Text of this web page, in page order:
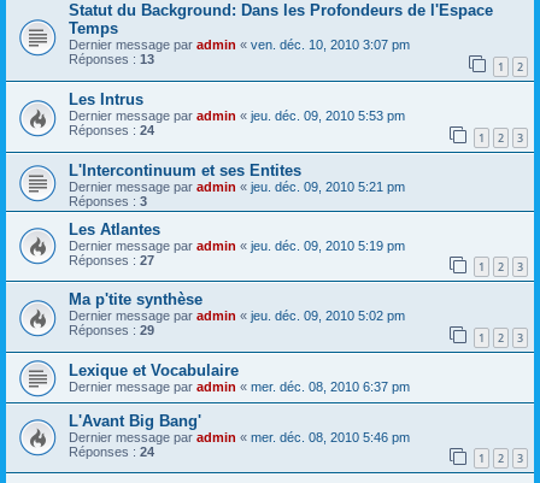
Statut du Background: Dans les Profondeurs de l'Espace
Temps
Dernier message par admin « ven. déc. 10, 2010 3:07 pm
Réponses : 13 1 2
Les Intrus
Dernier message par admin « jeu. déc. 09, 2010 5:53 pm
Réponses : 24 1 2 3
L'Intercontinuum et ses Entites
Dernier message par admin « jeu. déc. 09, 2010 5:21 pm
Réponses : 3
Les Atlantes
Dernier message par admin « jeu. déc. 09, 2010 5:19 pm
Réponses : 27 1 2 3
Ma p'tite synthèse
Dernier message par admin « jeu. déc. 09, 2010 5:02 pm
Réponses : 29 1 2 3
Lexique et Vocabulaire
Dernier message par admin « mer. déc. 08, 2010 6:37 pm
L'Avant Big Bang'
Dernier message par admin « mer. déc. 08, 2010 5:46 pm
Réponses : 24 1 2 3